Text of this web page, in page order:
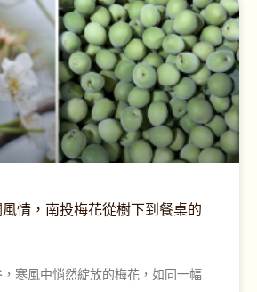
情，南投梅花從樹下到餐桌的
寒風中悄然綻放的梅花，如同一幅